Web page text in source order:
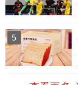
5